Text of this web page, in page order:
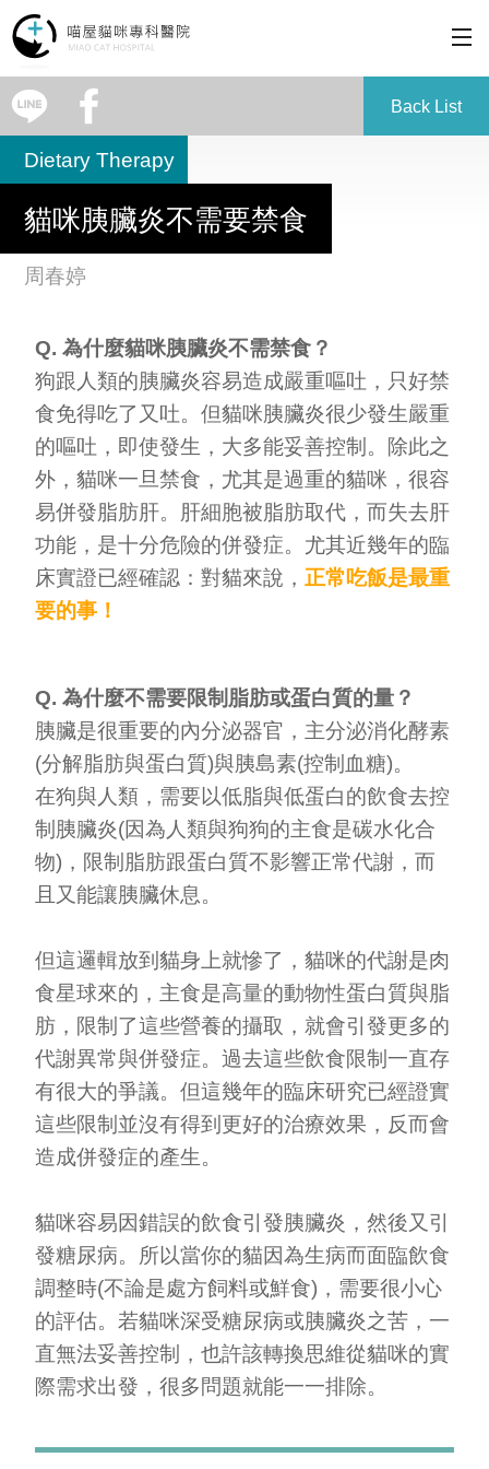
Why Choose Us
Services
About
Contact
Medical Second Opinion
中文
Back List
Dietary Therapy
貓咪胰臟炎不需要禁食
周春婷
Q. 為什麼貓咪胰臟炎不需禁食？
狗跟人類的胰臟炎容易造成嚴重嘔吐，只好禁
食免得吃了又吐。但貓咪胰臟炎很少發生嚴重
的嘔吐，即使發生，大多能妥善控制。除此之
外，貓咪一旦禁食，尤其是過重的貓咪，很容
易併發脂肪肝。肝細胞被脂肪取代，而失去肝
功能，是十分危險的併發症。尤其近幾年的臨
床實證已經確認：對貓來說， 正常吃飯是最重
要的事！
Q. 為什麼不需要限制脂肪或蛋白質的量？
胰臟是很重要的內分泌器官，主分泌消化酵素
(分解脂肪與蛋白質)與胰島素(控制血糖)。
在狗與人類，需要以低脂與低蛋白的飲食去控
制胰臟炎(因為人類與狗狗的主食是碳水化合
物)，限制脂肪跟蛋白質不影響正常代謝，而
且又能讓胰臟休息。
但這邏輯放到貓身上就慘了，貓咪的代謝是肉
食星球來的，主食是高量的動物性蛋白質與脂
肪，限制了這些營養的攝取，就會引發更多的
代謝異常與併發症。過去這些飲食限制一直存
有很大的爭議。但這幾年的臨床研究已經證實
這些限制並沒有得到更好的治療效果，反而會
造成併發症的產生。
貓咪容易因錯誤的飲食引發胰臟炎，然後又引
發糖尿病。所以當你的貓因為生病而面臨飲食
調整時(不論是處方飼料或鮮食)，需要很小心
的評估。若貓咪深受糖尿病或胰臟炎之苦，一
直無法妥善控制，也許該轉換思維從貓咪的實
際需求出發，很多問題就能一一排除。